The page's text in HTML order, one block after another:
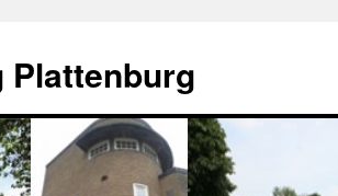
Plattenburg